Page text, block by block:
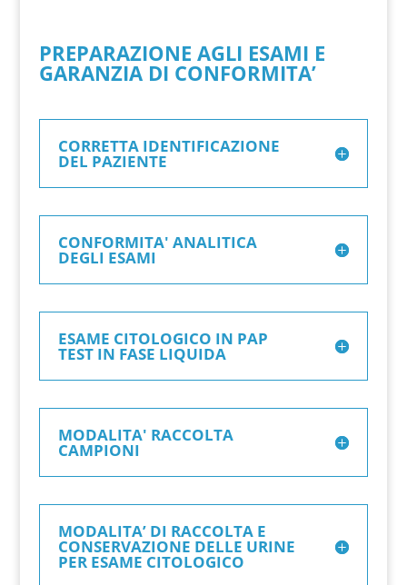
PREPARAZIONE AGLI ESAMI E
GARANZIA DI CONFORMITA’
CORRETTA IDENTIFICAZIONE
DEL PAZIENTE
CONFORMITA' ANALITICA
DEGLI ESAMI
ESAME CITOLOGICO IN PAP
TEST IN FASE LIQUIDA
MODALITA' RACCOLTA
CAMPIONI
MODALITA’ DI RACCOLTA E
CONSERVAZIONE DELLE URINE
PER ESAME CITOLOGICO